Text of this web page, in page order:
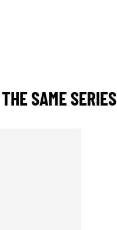
SAME SERIES